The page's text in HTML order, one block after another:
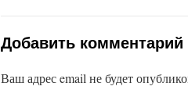
Добавить комментарий
Ваш адрес email не будет